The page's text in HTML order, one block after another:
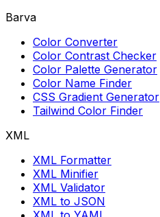
Barva
Color Converter
Color Contrast Checker
Color Palette Generator
Color Name Finder
CSS Gradient Generator
Tailwind Color Finder
XML
XML Formatter
XML Minifier
XML Validator
XML to JSON